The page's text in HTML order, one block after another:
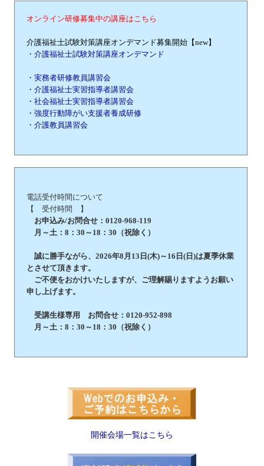
オンライン研修募集中の講座はこちら
介護福祉士試験対策講座オンデマンド募集開始【new】
・介護福祉士試験対策講座オンデマンド
・実務者研修教員講習会
・介護福祉士実習指導者講習会
・社会福祉士実習指導者講習会
・強度行動障がい支援者養成研修
・介護教員講習会
電話受付時間について
【 受付時間 】
お申込み/お問合せ：0120-968-119
月～土：8：30～18：30（祝除く）
誠に勝手ながら、2026年8月13日(木)～16日(日)は夏季休業
とさせて頂きます。
ご不便をおかけいたしますが、ご理解賜りますようお願い
申し上げます。
受講生様専用 お問合せ：0120-952-898
月～土：8：30～18：30（祝除く）
開催会場一覧はこちら